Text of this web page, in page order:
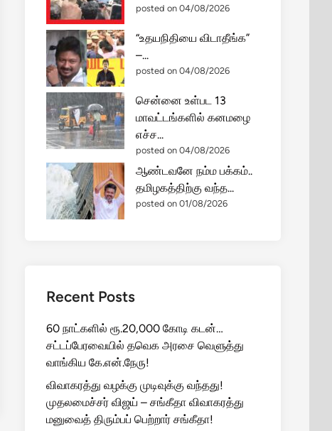
posted on 04/08/2026
“உதயநிதியை விடாதீங்க”
–...
posted on 04/08/2026
சென்னை உள்பட 13
மாவட்டங்களில் கனமழை
எச்ச...
posted on 04/08/2026
ஆண்டவனே நம்ம பக்கம்..
தமிழகத்திற்கு வந்த...
posted on 01/08/2026
Recent Posts
60 நாட்களில் ரூ.20,000 கோடி கடன்…
சட்டப்பேரவையில் தவெக அரசை வெளுத்து
வாங்கிய கே.என்.நேரு!
விவாகரத்து வழக்கு முடிவுக்கு வந்தது!
முதலமைச்சர் விஜய் – சங்கீதா விவாகரத்து
மனுவைத் திரும்பப் பெற்றார் சங்கீதா!